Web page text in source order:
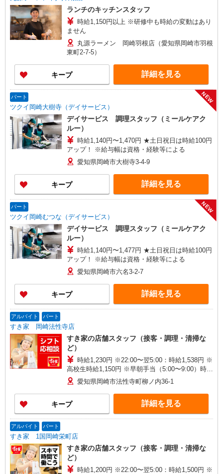
ランチのキッチンスタッフ
時給1,150円以上 ※研修中も時給の変動はあり
ません
丸源ラーメン 岡崎羽根店（愛知県岡崎市羽根
東町2-7-5）
キープ 詳細を見る
パート
ツクイ岡崎大樹寺（デイサービス）
NEW
デイサービス 調理スタッフ（ミールケアク
ルー）
時給1,140円〜1,470円 ★土日祝日は時給100円
アップ！ ※給与幅は資格・経験等による
愛知県岡崎市大樹寺3-4-9
キープ 詳細を見る
パート
ツクイ岡崎むつな（デイサービス）
NEW
デイサービス 調理スタッフ（ミールケアク
ルー）
時給1,140円〜1,477円 ★土日祝日は時給100円
アップ！ ※給与幅は資格・経験等による
愛知県岡崎市六名3-2-7
キープ 詳細を見る
アルバイト パート
すき家 岡崎法性寺店
すき家の店舗スタッフ（接客・調理・清掃な
ど）
時給1,230円 ※22:00〜翌5:00：時給1,538円 ※
高校生時給1,150円 ※早朝手当（5:00〜9:00）時給
＋150円
愛知県岡崎市法性寺町柳ノ内36-1
キープ 詳細を見る
アルバイト パート
すき家 1国岡崎栄町店
すき家の店舗スタッフ（接客・調理・清掃な
ど）
時給1,200円 ※22:00〜翌5:00：時給1,500円 ※